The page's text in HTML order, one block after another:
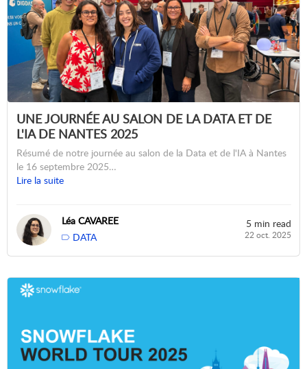
UNE JOURNÉE AU SALON DE LA DATA ET DE
L'IA DE NANTES 2025
Résumé de notre journée au salon de la Data et de l'IA à Nantes
le 16 septembre 2025…
Lire la suite
Léa CAVAREE
DATA
5 min read
22 oct. 2025